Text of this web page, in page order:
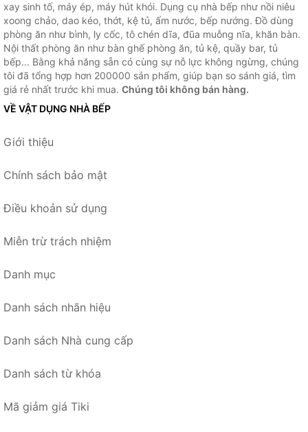
xay sinh tố, máy ép, máy hút khói. Dụng cụ nhà bếp như nồi niêu
xoong chảo, dao kéo, thớt, kệ tủ, ấm nước, bếp nướng. Đồ dùng
phòng ăn như bình, ly cốc, tô chén dĩa, đũa muỗng nĩa, khăn bàn.
Nội thất phòng ăn như bàn ghế phòng ăn, tủ kệ, quầy bar, tủ
bếp... Bằng khả năng sẵn có cùng sự nỗ lực không ngừng, chúng
tôi đã tổng hợp hơn 200000 sản phẩm, giúp bạn so sánh giá, tìm
giá rẻ nhất trước khi mua. Chúng tôi không bán hàng.
VỀ VẬT DỤNG NHÀ BẾP
Giới thiệu
Chính sách bảo mật
Điều khoản sử dụng
Miễn trừ trách nhiệm
Danh mục
Danh sách nhãn hiệu
Danh sách Nhà cung cấp
Danh sách từ khóa
Mã giảm giá Tiki